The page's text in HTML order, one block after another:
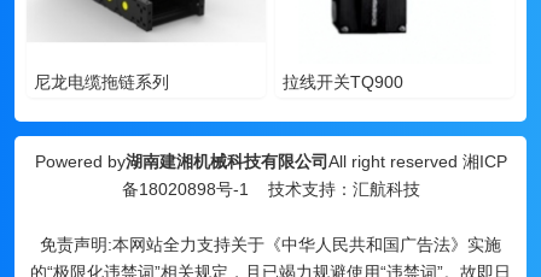
尼龙电缆拖链系列 拉线开关TQ900
Powered by湖南建湘机械科技有限公司All right reserved 湘ICP
备18020898号-1
技术支持：汇航科技
免责声明:本网站全力支持关于《中华人民共和国广告法》实施
的“极限化违禁词”相关规定，且已竭力规避使用“违禁词”。故即日